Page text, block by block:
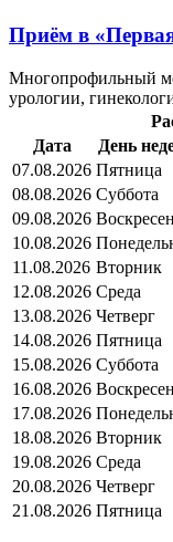
Приём в
Многопрофильный
урологии,
Дата
День
07.08.2026 Пятница
08.08.2026 Суббота
09.08.2026
10.08.2026
11.08.2026 Вторник
12.08.2026 Среда
13.08.2026 Четверг
14.08.2026 Пятница
15.08.2026 Суббота
16.08.2026
17.08.2026
18.08.2026 Вторник
19.08.2026 Среда
20.08.2026 Четверг
21.08.2026 Пятница